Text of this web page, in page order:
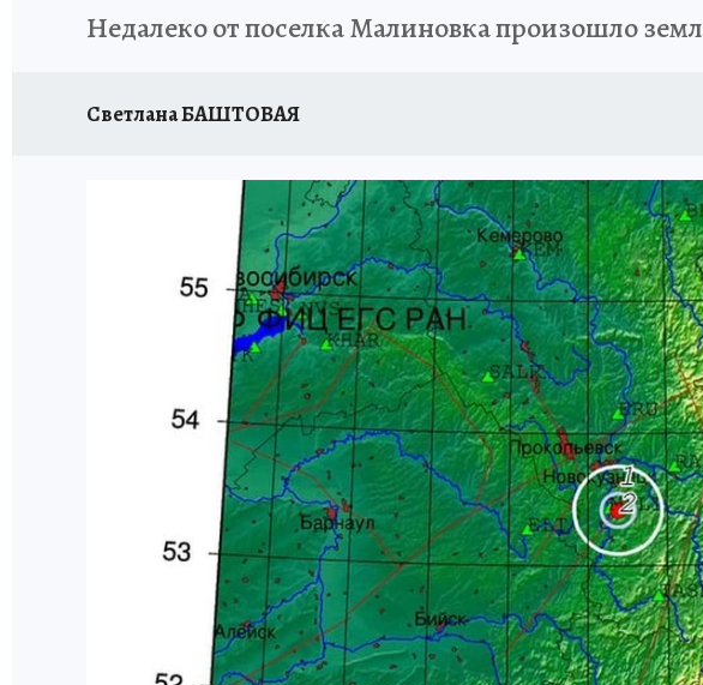
Недалеко от поселка Малиновка произошло
Светлана БАШТОВАЯ